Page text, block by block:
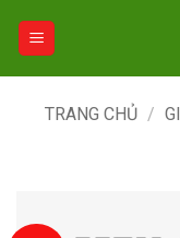
TRANG CHỦ /